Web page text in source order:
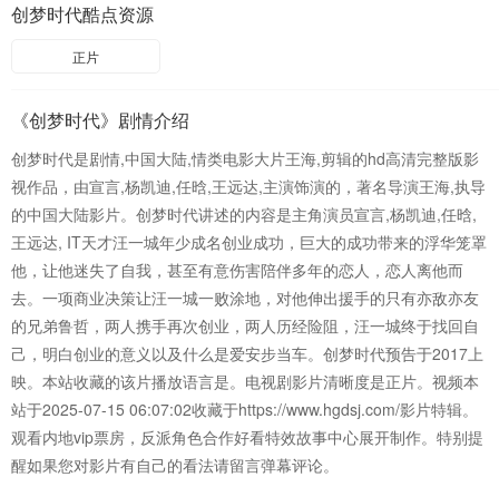
创梦时代酷点资源
正片
《创梦时代》剧情介绍
创梦时代是剧情,中国大陆,情类电影大片王海,剪辑的hd高清完整版影
视作品，由宣言,杨凯迪,任晗,王远达,主演饰演的，著名导演王海,执导
的中国大陆影片。创梦时代讲述的内容是主角演员宣言,杨凯迪,任晗,
王远达, IT天才汪一城年少成名创业成功，巨大的成功带来的浮华笼罩
他，让他迷失了自我，甚至有意伤害陪伴多年的恋人，恋人离他而
去。一项商业决策让汪一城一败涂地，对他伸出援手的只有亦敌亦友
的兄弟鲁哲，两人携手再次创业，两人历经险阻，汪一城终于找回自
己，明白创业的意义以及什么是爱安步当车。创梦时代预告于2017上
映。本站收藏的该片播放语言是。电视剧影片清晰度是正片。视频本
站于2025-07-15 06:07:02收藏于https://www.hgdsj.com/影片特辑。
观看内地vip票房，反派角色合作好看特效故事中心展开制作。特别提
醒如果您对影片有自己的看法请留言弹幕评论。